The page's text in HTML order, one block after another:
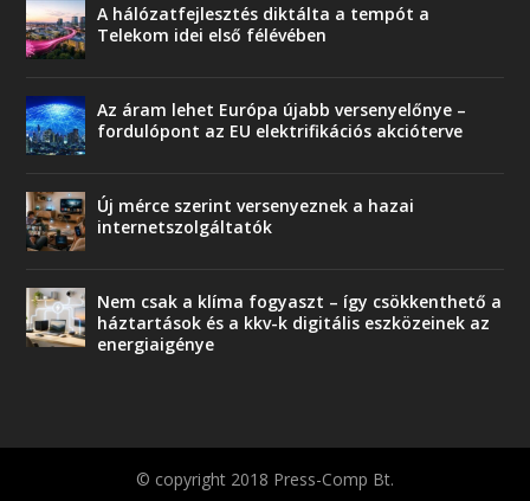
A hálózatfejlesztés diktálta a tempót a
Telekom idei első félévében
Az áram lehet Európa újabb versenyelőnye –
fordulópont az EU elektrifikációs akcióterve
Új mérce szerint versenyeznek a hazai
internetszolgáltatók
Nem csak a klíma fogyaszt – így csökkenthető a
háztartások és a kkv-k digitális eszközeinek az
energiaigénye
© copyright 2018 Press-Comp Bt.